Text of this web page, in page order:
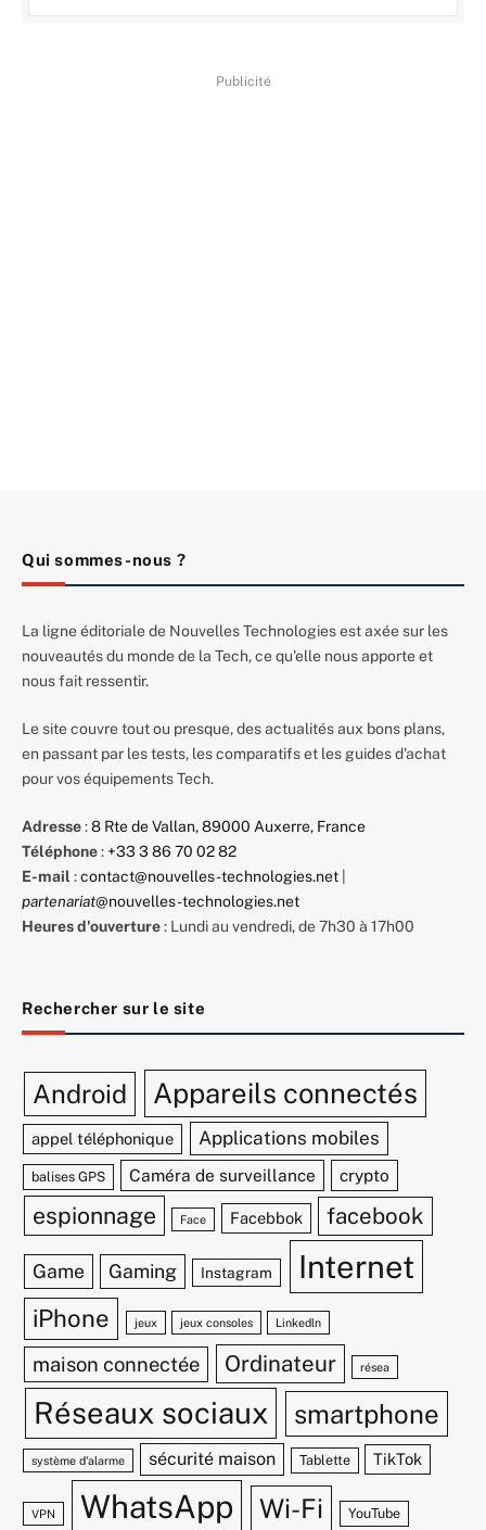
Publicité
Qui sommes-nous ?
La ligne éditoriale de Nouvelles Technologies est axée sur les
nouveautés du monde de la Tech, ce qu'elle nous apporte et
nous fait ressentir.
Le site couvre tout ou presque, des actualités aux bons plans,
en passant par les tests, les comparatifs et les guides d'achat
pour vos équipements Tech.
Adresse:8 Rte de Vallan, 89000 Auxerre, France
Téléphone: +33 3 86 70 02 82
E-mail :contact@nouvelles-technologies.net
partenariat@nouvelles-technologies.net
Heures d'ouverture: Lundi au vendredi, de 7h30 à 17h00
Rechercher sur le site
Android Appareils connectés
appel téléphonique Applications mobiles
balises GPS Caméra de surveillance crypto
espionnage Face Facebbok facebook
Game Gaming Instagram Internet
iPhone jeux jeux consoles Linkedln
maison connectée Ordinateur résea
Réseaux sociaux smartphone
système d'alarme sécurité maison Tablette TikTok
VPN WhatsApp Wi-Fi YouTube